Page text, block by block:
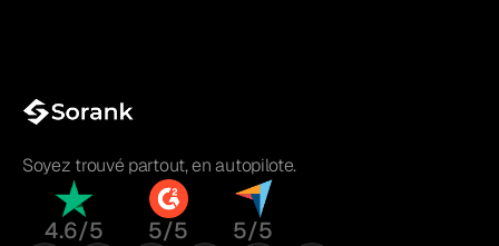
Soyez trouvé partout, en autopilote.
4.6/5 5/5 5/5